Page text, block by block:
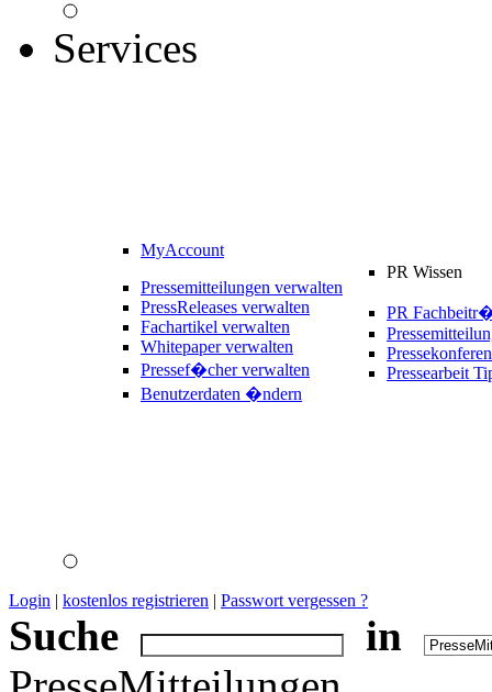
Services
MyAccount
Pressemitteilungen verwalten
PressReleases verwalten
Fachartikel verwalten
Whitepaper verwalten
Pressef�cher verwalten
Benutzerdaten �ndern
PR Wissen
PR
Pressearbeit
Login | kostenlos registrieren | Passwort vergessen ?
Suche
in